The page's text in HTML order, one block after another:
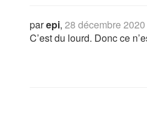
parepi, 28 décembre 2020
C’est du lourd. Donc ce